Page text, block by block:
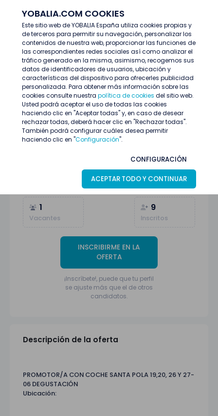
YOBALIA.COM COOKIES
Este sitio web de YOBALIA España utiliza cookies propias y
de terceros para permitir su navegación, personalizar los
contenidos de nuestra web, proporcionar las funciones de
las correspondientes redes sociales así como analizar el
tráfico generado en la misma, asimismo, recogemos sus
datos de identificadores de usuarios, ubicación y
características del dispositivo para ofrecerles publicidad
personalizada. Para obtener más información sobre las
cookies consulte nuestra política de cookies del sitio web.
Usted podrá aceptar el uso de todas las cookies
haciendo clic en "Aceptar todas" y, en caso de desear
rechazar todas, deberá hacer clic en "Rechazar todas".
También podrá configurar cuáles desea permitir
haciendo clic en "Configuración".
CONFIGURACIÓN
ACEPTAR TODO Y CONTINUAR
Últimas ofertas
PROMOTOR/A PARA DEGUSTACION CON COCHE SANTA POLA
PROMOTOR/A PARA DEGUSTACION CON
COCHE SANTA POLA
Junio Promoción y ventas
1
Vacantes
9
Inscritos
INSCRIBIRME EN LA
OFERTA
¡Inscríbete!, puede que tu perfil
se ajuste más que el de otros
candidatos.
Descripción de la oferta
PROMOTOR/A CON COCHE SANTA POLA 19,20, 26 Y 27-
06 DEGUSTACIÓN
Ubicación: